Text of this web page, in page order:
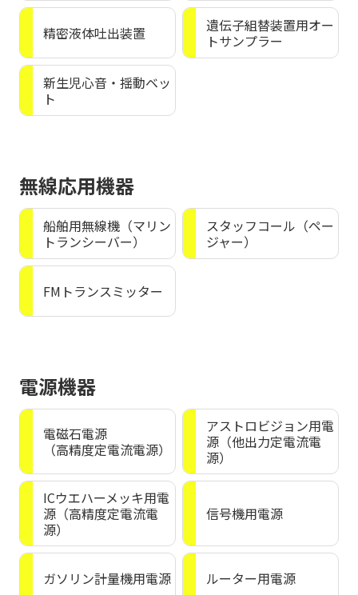
精密液体吐出装置
遺伝子組替装置用オー
トサンプラー
新生児心音・揺動ベッ
ト
無線応用機器
船舶用無線機（マリン
トランシーバー）
スタッフコール（ペー
ジャー）
FMトランスミッター
電源機器
電磁石電源
（高精度定電流電源）
アストロビジョン用電
源（他出力定電流電
源）
ICウエハーメッキ用電
源（高精度定電流電
源）
信号機用電源
ガソリン計量機用電源 ルーター用電源